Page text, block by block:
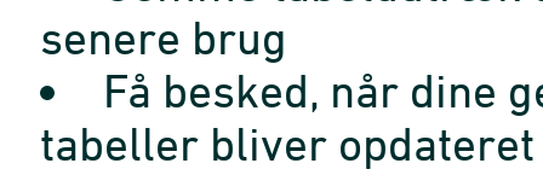
senere brug
Få besked, når dine
tabeller bliver opdateret